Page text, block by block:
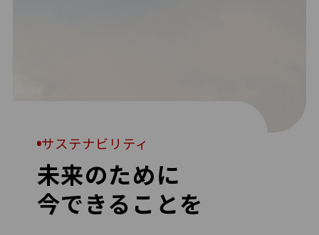
サステナビリティ
未来のために
今できることを